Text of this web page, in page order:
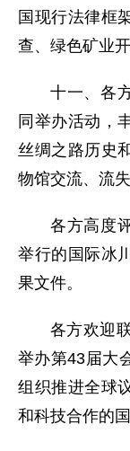
国现行法律框
查、绿色矿业
十一、各
同举办活动，
丝绸之路历史
物馆交流、流
各方高度
举行的国际冰
果文件。
各方欢迎
举办第43届大
组织推进全球
和科技合作的国